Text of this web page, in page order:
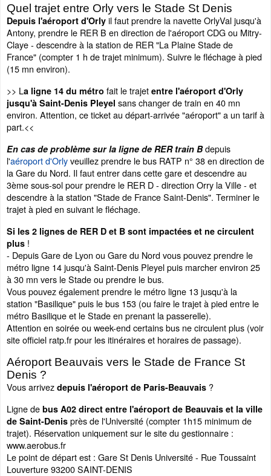
Quel trajet entre Orly vers le Stade St Denis
Depuis l'aéroport d'Orly il faut prendre la navette OrlyVal jusqu'à
Antony, prendre le RER B en direction de l'aéroport CDG ou Mitry-
Claye - descendre à la station de RER "La Plaine Stade de
France" (compter 1 h de trajet minimum). Suivre le fléchage à pied
(15 mn environ).
>> La ligne 14 du métro fait le trajet entre l'aéroport d'Orly
jusqu'à Saint-Denis Pleyel sans changer de train en 40 mn
environ. Attention, ce ticket au départ-arrivée "aéroport" a un tarif à
part.<<
En cas de problème sur la ligne de RER train Bdepuis
l'aéroport d'Orlyveuillez prendre le bus RATP n° 38 en direction de
la Gare du Nord. Il faut entrer dans cette gare et descendre au
3ème sous-sol pour prendre le RER D - direction Orry la Ville - et
descendre à la station "Stade de France Saint-Denis". Terminer le
trajet à pied en suivant le fléchage.
Si les 2 lignes de RER D et B sont impactées et ne circulent
plus !
- Depuis Gare de Lyon ou Gare du Nord vous pouvez prendre le
métro ligne 14 jusqu'à Saint-Denis Pleyel puis marcher environ 25
à 30 mn vers le Stade ou prendre le bus.
Vous pouvez également prendre le métro ligne 13 jusqu'à la
station "Basilique" puis le bus 153 (ou faire le trajet à pied entre le
métro Basilique et le Stade en prenant la passerelle).
Attention en soirée ou week-end certains bus ne circulent plus (voir
site officiel ratp.fr pour les itinéraires et horaires de passage).
Aéroport Beauvais vers le Stade de France St
Denis ?
Vous arrivez depuis l'aéroport de Paris-Beauvais ?
Ligne de bus A02 direct entre l'aéroport de Beauvais et la ville
de Saint-Denis près de l'Université (compter 1h15 minimum de
trajet). Réservation uniquement sur le site du gestionnaire :
www.aerobus.fr
Le point de départ est : Gare St Denis Université - Rue Toussaint
Louverture 93200 SAINT-DENIS